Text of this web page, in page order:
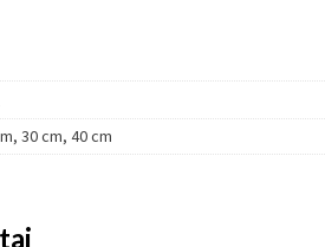
30 cm, 40 cm